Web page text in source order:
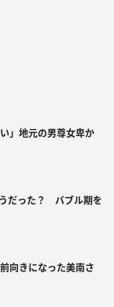
」地元の男尊女卑か
うだった？ バブル期を
向きになった美南さ